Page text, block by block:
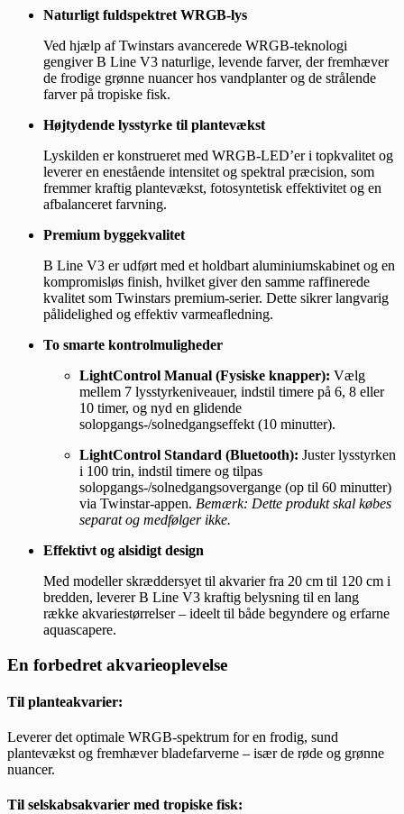
Naturligt fuldspektret WRGB-lys
Ved hjælp af Twinstars avancerede WRGB-teknologi
gengiver B Line V3 naturlige, levende farver, der fremhæver
de frodige grønne nuancer hos vandplanter og de strålende
farver på tropiske fisk.
Højtydende lysstyrke til plantevækst
Lyskilden er konstrueret med WRGB-LED’er i topkvalitet og
leverer en enestående intensitet og spektral præcision, som
fremmer kraftig plantevækst, fotosyntetisk effektivitet og en
afbalanceret farvning.
Premium byggekvalitet
B Line V3 er udført med et holdbart aluminiumskabinet og en
kompromisløs finish, hvilket giver den samme raffinerede
kvalitet som Twinstars premium-serier. Dette sikrer langvarig
pålidelighed og effektiv varmeafledning.
To smarte kontrolmuligheder
LightControl Manual (Fysiske knapper): Vælg
mellem 7 lysstyrkeniveauer, indstil timere på 6, 8 eller
10 timer, og nyd en glidende
solopgangs-/solnedgangseffekt (10 minutter).
LightControl Standard (Bluetooth): Juster lysstyrken
i 100 trin, indstil timere og tilpas
solopgangs-/solnedgangsovergange (op til 60 minutter)
via Twinstar-appen. Bemærk: Dette produkt skal købes
separat og medfølger ikke.
Effektivt og alsidigt design
Med modeller skræddersyet til akvarier fra 20 cm til 120 cm i
bredden, leverer B Line V3 kraftig belysning til en lang
række akvariestørrelser – ideelt til både begyndere og erfarne
aquascapere.
En forbedret akvarieoplevelse
Til planteakvarier:
Leverer det optimale WRGB-spektrum for en frodig, sund
plantevækst og fremhæver bladefarverne – især de røde og grønne
nuancer.
Til selskabsakvarier med tropiske fisk: